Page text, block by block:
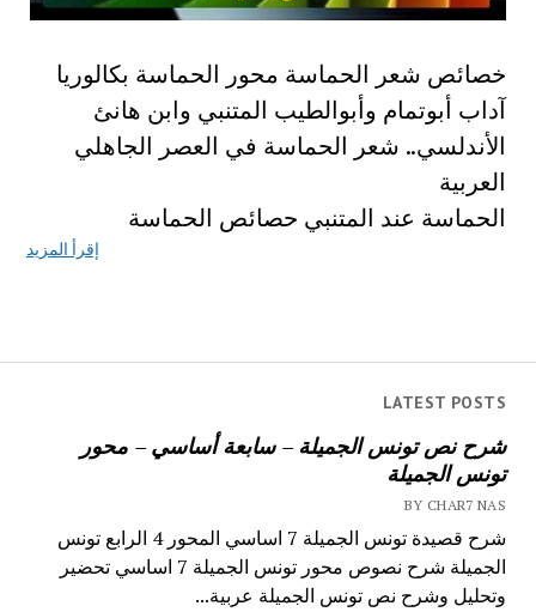
LATEST POSTS
شرح نص تونس الجميلة – سابعة أساسي – محور
تونس الجميلة
BY CHAR7 NAS
شرح قصيدة تونس الجميلة 7 اساسي المحور 4 الرابع تونس
الجميلة شرح نصوص محور تونس الجميلة 7 اساسي تحضير
وتحليل وشرح نص تونس الجميلة عربية...
خصائص شعر الحماسة محور الحماسة بكالوريا
آداب أبوتمام وأبوالطيب المتنبي وابن هانئ
الأندلسي.. شعر الحماسة في العصر الجاهلي
العربية
الحماسة عند المتنبي حصائص الحماسة
إقرأ المزيد